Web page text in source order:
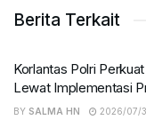
Berita Terkait
Korlantas Polri
Lewat Implementasi
BY SALMA HN 2026/07/